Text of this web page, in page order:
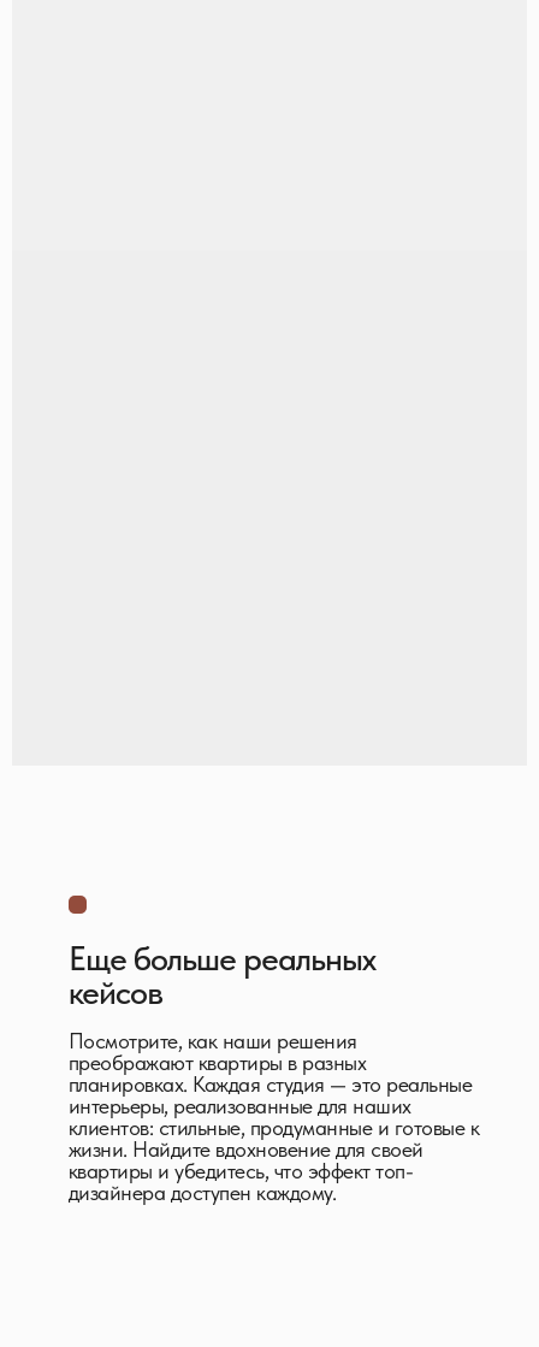
Еще больше реальных
кейсов
Посмотрите, как наши решения
преображают квартиры в разных
планировках. Каждая студия — это реальные
интерьеры, реализованные для наших
клиентов: стильные, продуманные и готовые к
жизни. Найдите вдохновение для своей
квартиры и убедитесь, что эффект топ-
дизайнера доступен каждому.